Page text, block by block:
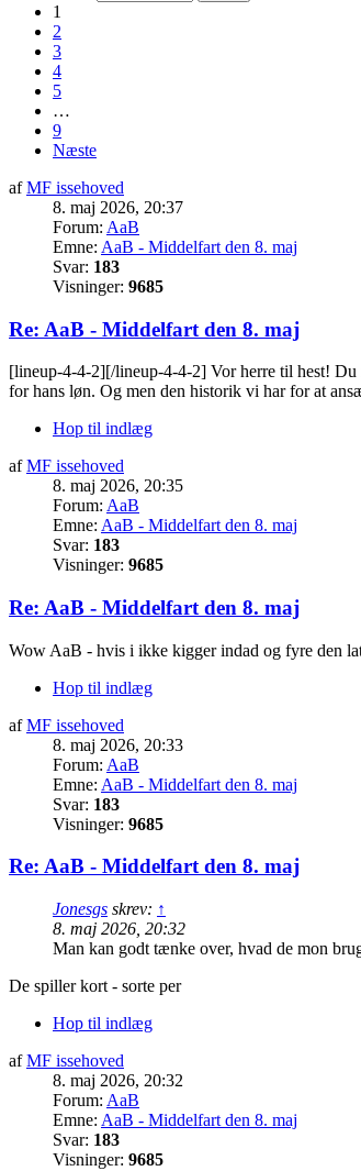
1
2
3
4
5
…
9
Næste
afMF issehoved
8. maj 2026, 20:37
Forum: AaB
Emne: AaB - Middelfart den 8. maj
Svar: 183
Visninger: 9685
Re: AaB - Middelfart den 8. maj
[lineup-4-4-2][/lineup-4-4-2] Vor herre til hest!
for hans løn. Og men den historik vi har for at
Hop til indlæg
afMF issehoved
8. maj 2026, 20:35
Forum: AaB
Emne: AaB - Middelfart den 8. maj
Svar: 183
Visninger: 9685
Re: AaB - Middelfart den 8. maj
Wow AaB - hvis i ikke kigger indad og fyre den
Hop til indlæg
afMF issehoved
8. maj 2026, 20:33
Forum: AaB
Emne: AaB - Middelfart den 8. maj
Svar: 183
Visninger: 9685
Re: AaB - Middelfart den 8. maj
Jonesgs skrev: ↑
8. maj 2026, 20:32
Man kan godt tænke over, hvad de mon
De spiller kort - sorte per
Hop til indlæg
afMF issehoved
8. maj 2026, 20:32
Forum: AaB
Emne: AaB - Middelfart den 8. maj
Svar: 183
Visninger: 9685